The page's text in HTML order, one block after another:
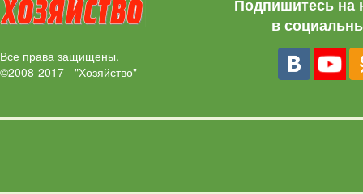
Все права защищены.
©2008-2017 - "Хозяйство"
Подпишитесь на
в